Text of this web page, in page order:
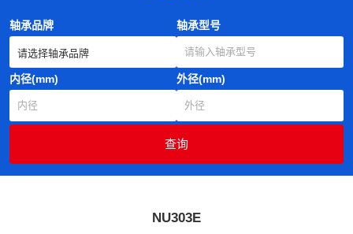
轴承品牌 轴承型号
内径(mm) 外径(mm)
NU303E